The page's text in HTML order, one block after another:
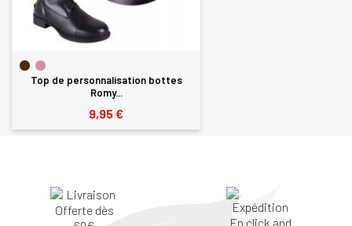
Top de personnalisation bottes
Romy...
9,95 €